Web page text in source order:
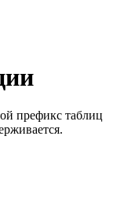
префикс таблиц